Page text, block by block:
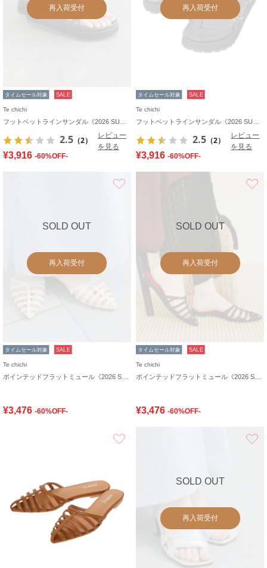
再入荷受付
タイムセール対象 SALE
Te chichi
2.5 （2）
レビュー
を見る
¥3,916 -60%OFF-
再入荷受付
タイムセール対象 SALE
Te chichi
2.5 （2）
レビュー
を見る
¥3,916 -60%OFF-
SOLD OUT
再入荷受付
タイムセール対象 SALE
Te chichi
¥3,476 -60%OFF-
SOLD OUT
再入荷受付
タイムセール対象 SALE
Te chichi
¥3,476 -60%OFF-
SOLD OUT
再入荷受付